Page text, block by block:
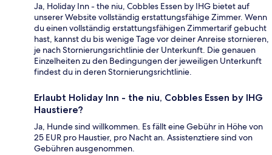
Ja, Holiday Inn - the niu, Cobbles Essen by IHG bietet auf
unserer Website vollständig erstattungsfähige Zimmer. Wenn
du einen vollständig erstattungsfähigen Zimmertarif gebucht
hast, kannst du bis wenige Tage vor deiner Anreise stornieren,
je nach Stornierungsrichtlinie der Unterkunft. Die genauen
Einzelheiten zu den Bedingungen der jeweiligen Unterkunft
findest du in deren Stornierungsrichtlinie.
Erlaubt Holiday Inn - the niu, Cobbles Essen by IHG
Haustiere?
Ja, Hunde sind willkommen. Es fällt eine Gebühr in Höhe von
25 EUR pro Haustier, pro Nacht an. Assistenztiere sind von
Gebühren ausgenommen.